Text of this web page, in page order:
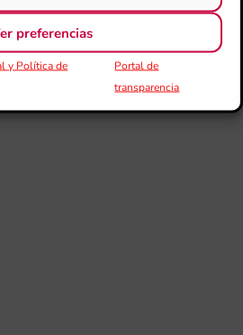
preferencias
y Política de
Portal de
transparencia
– Director titular y artístico de
Paz.